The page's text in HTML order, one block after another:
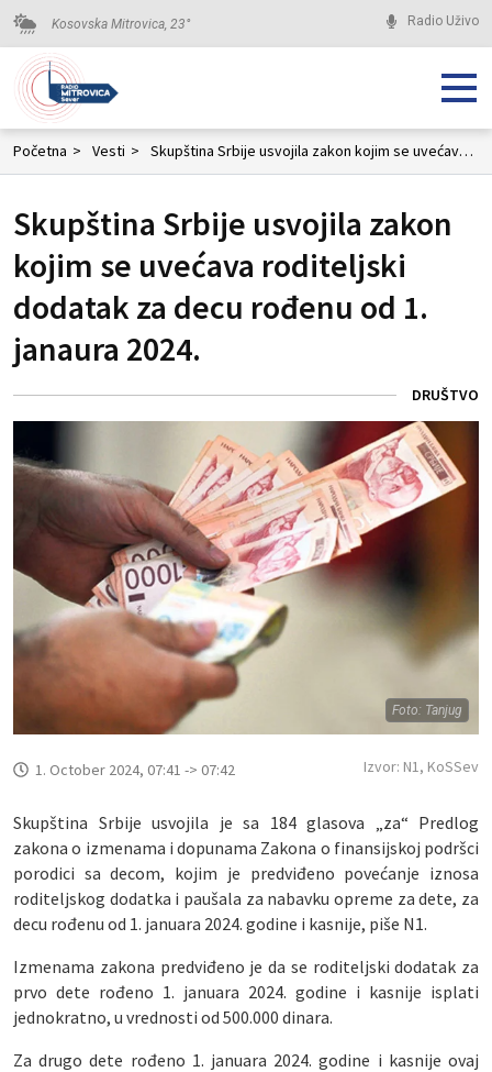
Kosovska Mitrovica, 23° Radio Uživo
Početna > Vesti > Skupština Srbije usvojila zakon kojim se uvećava roditeljski dodatak za decu rođenu od 1. janaura 2024.
Skupština Srbije usvojila zakon
kojim se uvećava roditeljski
dodatak za decu rođenu od 1.
janaura 2024.
DRUŠTVO
Foto: Tanjug
1. October 2024, 07:41 -> 07:42 Izvor: N1, KoSSev
Skupština Srbije usvojila je sa 184 glasova „za“ Predlog
zakona o izmenama i dopunama Zakona o finansijskoj podršci
porodici sa decom, kojim je predviđeno povećanje iznosa
roditeljskog dodatka i paušala za nabavku opreme za dete, za
decu rođenu od 1. januara 2024. godine i kasnije, piše N1.
Izmenama zakona predviđeno je da se roditeljski dodatak za
prvo dete rođeno 1. januara 2024. godine i kasnije isplati
jednokratno, u vrednosti od 500.000 dinara.
Za drugo dete rođeno 1. januara 2024. godine i kasnije ovaj